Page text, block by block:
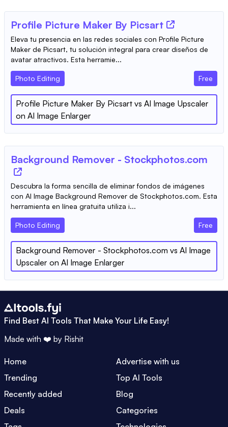
Profile Picture Maker By Picsart
Eleva tu presencia en las redes sociales con Profile Picture
Maker de Picsart, tu solución integral para crear diseños de
avatar atractivos. Esta herramie...
Photo Editing Free
Profile Picture Maker By Picsart vs AI Image Upscaler
on AI Image Enlarger
Background Remover - Stockphotos.com
Descubra la forma sencilla de eliminar fondos de imágenes
con AI Image Background Remover de Stockphotos.com. Esta
herramienta en línea gratuita utiliza i...
Photo Editing Free
Background Remover - Stockphotos.com vs AI Image
Upscaler on AI Image Enlarger
Find Best AI Tools That Make Your Life Easy!
Made with ❤️ by Rishit
Home
Advertise with us
Trending
Top AI Tools
Recently added
Blog
Deals
Categories